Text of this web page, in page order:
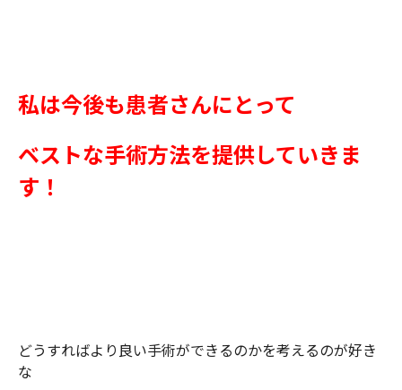
私は今後も患者さんにとって
ベストな手術方法を提供していきま
す！
どうすればより良い手術ができるのかを考えるのが好き
な